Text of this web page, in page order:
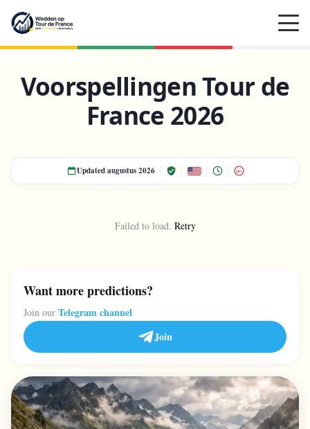
Voorspellingen Tour de
France 2026
Updated augustus 2026 18+
Failed to load. Retry
Want more predictions?
Join our Telegram channel
Join